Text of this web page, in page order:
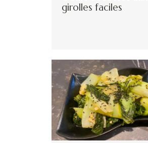
girolles faciles